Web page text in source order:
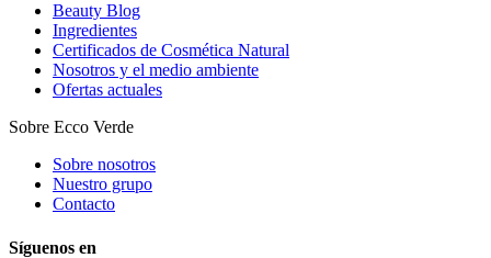
Beauty Blog
Ingredientes
Certificados de Cosmética Natural
Nosotros y el medio ambiente
Ofertas actuales
Sobre Ecco Verde
Sobre nosotros
Nuestro grupo
Contacto
Síguenos en